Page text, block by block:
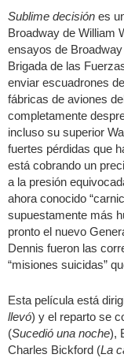
Sublime decisión es
Broadway de William
ensayos de
Brigada de las
enviar escuadrones
fábricas de aviones
completamente
incluso su superior
fuertes pérdidas que
está cobrando un
a la presión
ahora conocido
supuestamente más
pronto el nuevo
Dennis fueron las
“misiones suicidas”
Esta película está
llevó) y el reparto se
(Sucedió una noche),
Charles Bickford (La